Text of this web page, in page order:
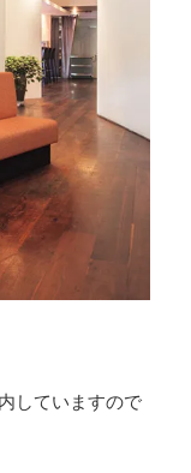
していますので